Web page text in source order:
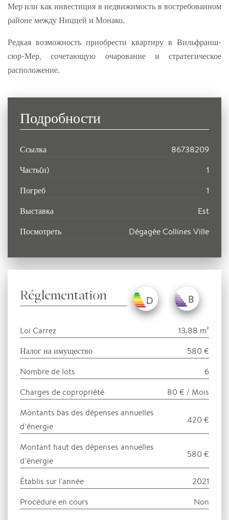
Мер или как инвестиция в недвижимость в востребованном
районе между Ниццей и Монако.
Редкая возможность приобрести квартиру в Вильфранш-
сюр-Мер, сочетающую очарование и стратегическое
расположение.
Подробности
Ссылка
86738209
Часть(и)
1
Погреб
1
Выставка
Est
Посмотреть
Dégagée Collines Ville
Réglementation
Loi Carrez
13.88 m²
Налог на имущество
580 €
Nombre de lots
6
Charges de copropriété
80 € / Mois
Montants bas des dépenses annuelles
d’énergie
420 €
Montant haut des dépenses annuelles
d’énergie
580 €
Établis sur l'année
2021
Procédure en cours
Non